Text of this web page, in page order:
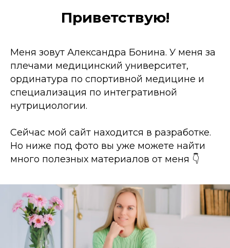
Приветствую!
Меня зовут Александра Бонина. У меня за
плечами медицинский университет,
ординатура по спортивной медицине и
специализация по интегративной
нутрициологии.
Сейчас мой сайт находится в разработке.
Но ниже под фото вы уже можете найти
много полезных материалов от меня 👇